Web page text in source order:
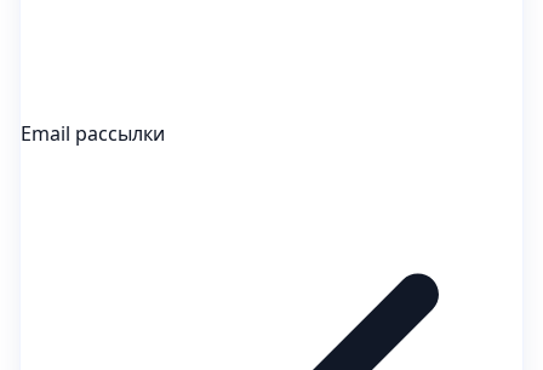
Email рассылки